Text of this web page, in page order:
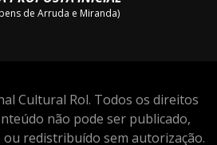
de Arruda e Miranda)
Cultural Rol. Todos os direitos
não pode ser publicado,
redistribuído sem autorização.